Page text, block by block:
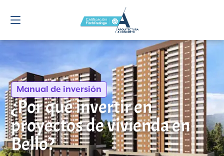
Manual de inversión
¿Por qué invertir en
proyectos de vivienda en
Bello?